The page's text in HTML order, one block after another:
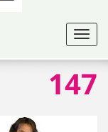
147